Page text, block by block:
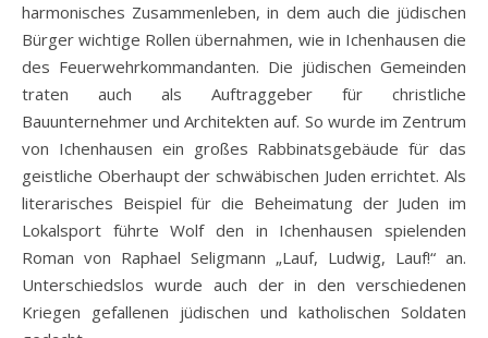
harmonisches Zusammenleben, in dem auch die jüdischen
Bürger wichtige Rollen übernahmen, wie in Ichenhausen die
des Feuerwehrkommandanten. Die jüdischen Gemeinden
traten auch als Auftraggeber für christliche
Bauunternehmer und Architekten auf. So wurde im Zentrum
von Ichenhausen ein großes Rabbinatsgebäude für das
geistliche Oberhaupt der schwäbischen Juden errichtet. Als
literarisches Beispiel für die Beheimatung der Juden im
Lokalsport führte Wolf den in Ichenhausen spielenden
Roman von Raphael Seligmann „Lauf, Ludwig, Lauf!“ an.
Unterschiedslos wurde auch der in den verschiedenen
Kriegen gefallenen jüdischen und katholischen Soldaten